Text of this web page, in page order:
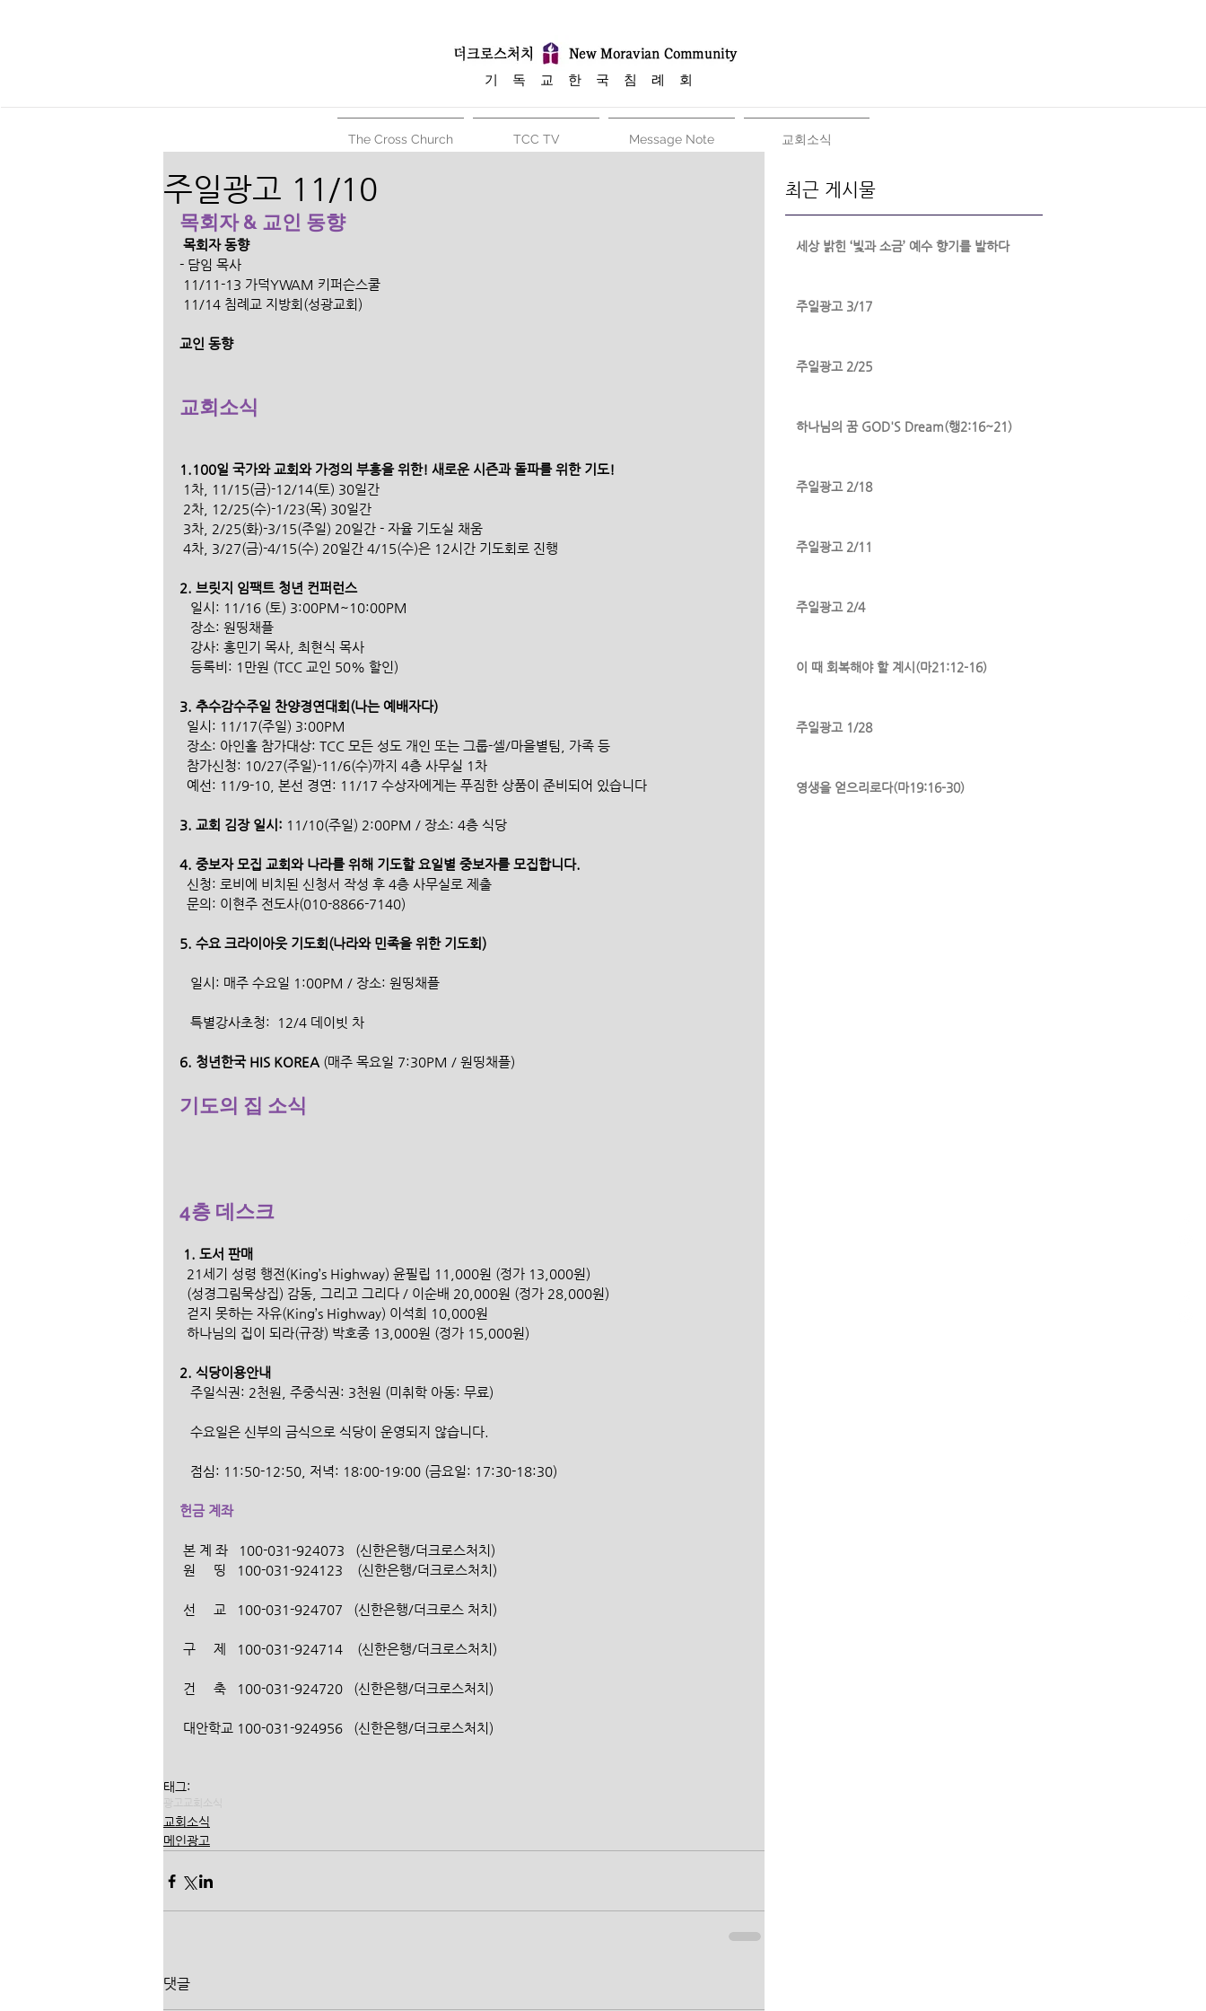
​기 독 교 한 국 침 례 회
The Cross Church TCC TV Message Note 교회소식
주일광고 11/10
목회자 & 교인 동향
목회자 동향
- 담임 목사
11/11-13 가덕YWAM 키퍼슨스쿨
11/14 침례교 지방회(성광교회)
교인 동향
교회소식
1.100일 국가와 교회와 가정의 부흥을 위한! 새로운 시즌과 돌파를 위한 기도!
1차, 11/15(금)-12/14(토) 30일간
2차, 12/25(수)-1/23(목) 30일간
3차, 2/25(화)-3/15(주일) 20일간 - 자율 기도실 채움
4차, 3/27(금)-4/15(수) 20일간 4/15(수)은 12시간 기도회로 진행
2. 브릿지 임팩트 청년 컨퍼런스
   일시: 11/16 (토) 3:00PM~10:00PM
   장소: 원띵채플
   강사: 홍민기 목사, 최현식 목사
   등록비: 1만원 (TCC 교인 50% 할인)
3. 추수감수주일 찬양경연대회(나는 예배자다)
  일시: 11/17(주일) 3:00PM
  장소: 아인홀 참가대상: TCC 모든 성도 개인 또는 그룹-셀/마을별팀, 가족 등
  참가신청: 10/27(주일)-11/6(수)까지 4층 사무실 1차
  예선: 11/9-10, 본선 경연: 11/17 수상자에게는 푸짐한 상품이 준비되어 있습니다
3. 교회 김장 일시: 11/10(주일) 2:00PM / 장소: 4층 식당
4. 중보자 모집 교회와 나라를 위해 기도할 요일별 중보자를 모집합니다.
  신청: 로비에 비치된 신청서 작성 후 4층 사무실로 제출
  문의: 이현주 전도사(010-8866-7140)
5. 수요 크라이아웃 기도회(나라와 민족을 위한 기도회)
   일시: 매주 수요일 1:00PM / 장소: 원띵채플
   특별강사초청:  12/4 데이빗 차
6. 청년한국 HIS KOREA (매주 목요일 7:30PM / 원띵채플)
기도의 집 소식
4층 데스크
1. 도서 판매
  21세기 성령 행전(King’s Highway) 윤필립 11,000원 (정가 13,000원)
  (성경그림묵상집) 감동, 그리고 그리다 / 이순배 20,000원 (정가 28,000원)
  걷지 못하는 자유(King’s Highway) 이석희 10,000원
  하나님의 집이 되라(규장) 박호종 13,000원 (정가 15,000원)
2. 식당이용안내
   주일식권: 2천원, 주중식권: 3천원 (미취학 아동: 무료)
   수요일은 신부의 금식으로 식당이 운영되지 않습니다.
   점심: 11:50-12:50, 저녁: 18:00-19:00 (금요일: 17:30-18:30)
헌금 계좌
본 계 좌   100-031-924073   (신한은행/더크로스처치)
원     띵   100-031-924123    (신한은행/더크로스처치)
선     교   100-031-924707   (신한은행/더크로스 처치)
구     제   100-031-924714    (신한은행/더크로스처치)
건     축   100-031-924720   (신한은행/더크로스처치)
대안학교 100-031-924956   (신한은행/더크로스처치)
태그:
교회소식
메인광고
댓글
최근 게시물
세상 밝힌 ‘빛과 소금’ 예수 향기를 발하다
주일광고 3/17
주일광고 2/25
하나님의 꿈 GOD'S Dream(행2:16~21)
주일광고 2/18
주일광고 2/11
주일광고 2/4
이 때 회복해야 할 계시(마21:12-16)
주일광고 1/28
영생을 얻으리로다(마19:16-30)